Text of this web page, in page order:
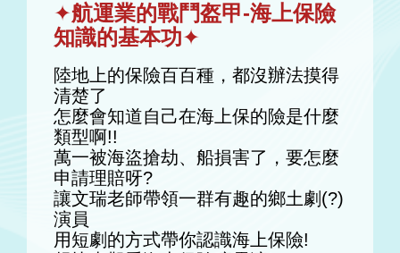
✦航運業的戰鬥盔甲-海上保險
知識的基本功✦
陸地上的保險百百種，都沒辦法摸得
清楚了
怎麼會知道自己在海上保的險是什麼
類型啊!!
萬一被海盜搶劫、船損害了，要怎麼
申請理賠呀?
讓文瑞老師帶領一群有趣的鄉土劇(?)
演員
用短劇的方式帶你認識海上保險!